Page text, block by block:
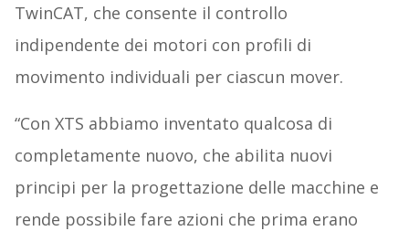
TwinCAT, che consente il controllo
indipendente dei motori con profili di
movimento individuali per ciascun mover.
“Con XTS abbiamo inventato qualcosa di
completamente nuovo, che abilita nuovi
principi per la progettazione delle macchine e
rende possibile fare azioni che prima erano